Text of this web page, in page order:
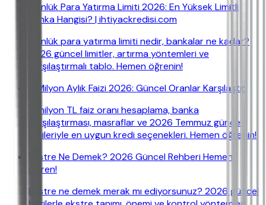
Günlük Para Yatırma Limiti 2026: En Yüksek Limitli
Banka Hangisi? | ihtiyackredisi.com
Günlük para yatırma limiti nedir, bankalar ne kadar?
2026 güncel limitler, artırma yöntemleri ve
karşılaştırmalı tablo. Hemen öğrenin!
5 Milyon Aylık Faizi 2026: Güncel Oranlar Karşılaştır
5 milyon TL faiz oranı hesaplama, banka
karşılaştırması, masraflar ve 2026 Temmuz güncel
verileriyle en uygun kredi seçenekleri. Hemen öğrenin!
Ekstre Ne Demek? 2026 Güncel Rehberi Hemen
Öğren!
Ekstre ne demek merak mı ediyorsunuz? 2026 güncel